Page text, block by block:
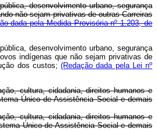
desenvolvimento urbano, segurança
não sejam privativas de outras Carreiras
dada pela Medida Provisória nº 1.203, de
desenvolvimento urbano, segurança
indígenas que não sejam privativas de
dos custos;(Redação dada pela Lei nº
cultura, cidadania, direitos humanos e
Único de Assistência Social e demais
cultura, cidadania, direitos humanos e
Único de Assistência Social e demais